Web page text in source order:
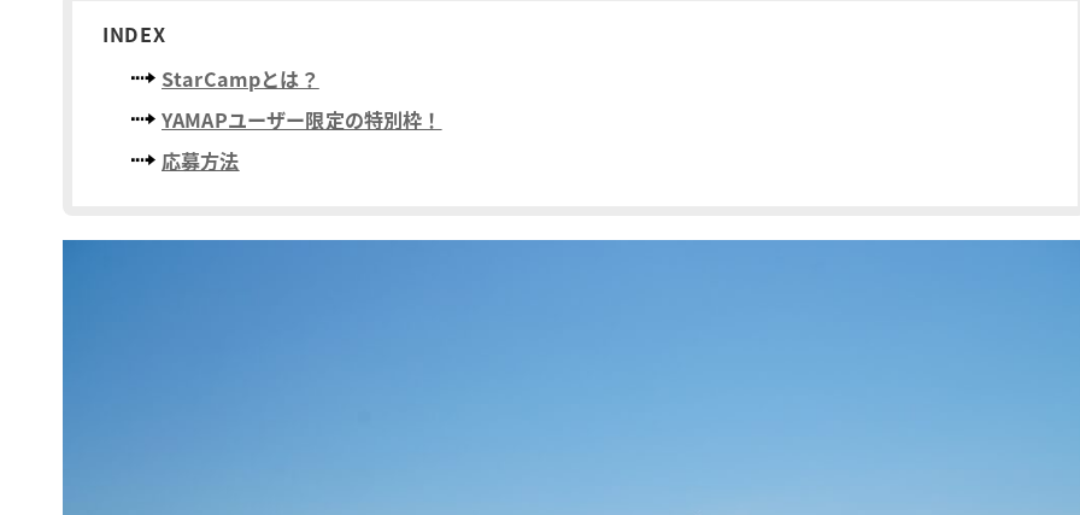
INDEX
StarCampとは？
YAMAPユーザー限定の特別枠！
応募方法